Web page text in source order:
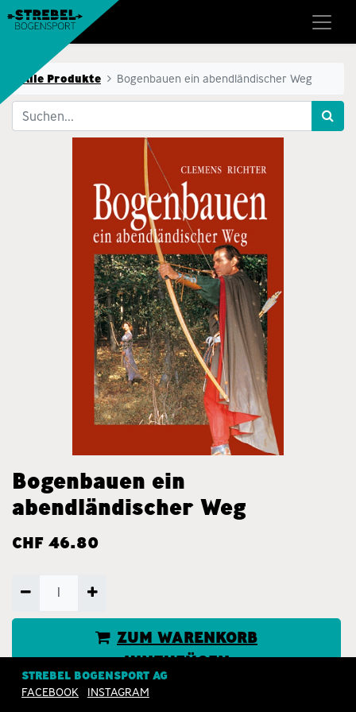
Alle Produkte Bogenbauen ein abendländischer Weg
Bogenbauen ein
abendländischer Weg
CHF 46.80
ZUM WARENKORB
HINZUFÜGEN
JETZT KAUFEN
STREBEL BOGENSPORT AG
FACEBOOK
INSTAGRAM